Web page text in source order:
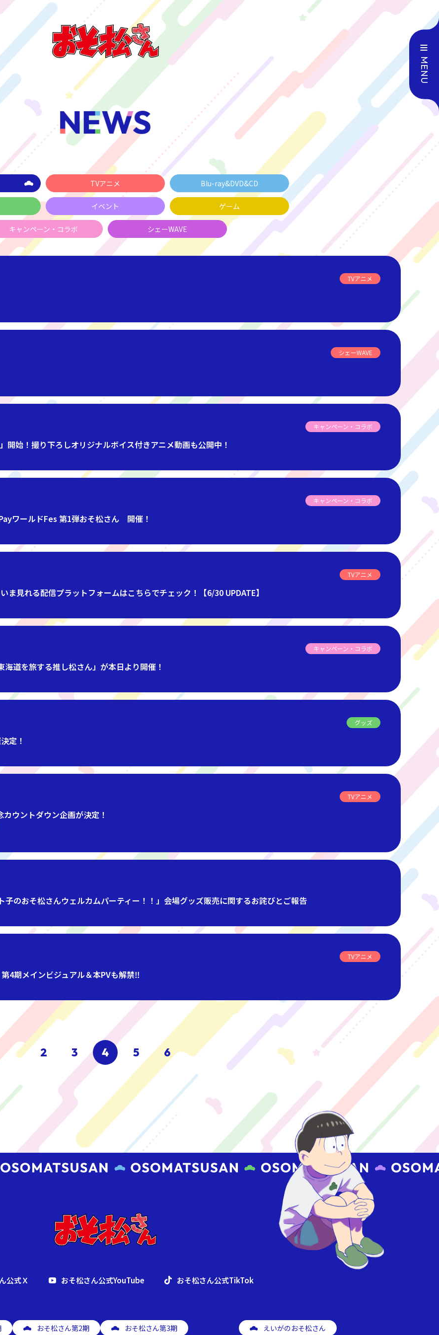
MENU
TVアニメ Blu-ray&DVD&CD
イベント ゲーム
キャンペーン・コラボ シェーWAVE
TVアニメ
シェーWAVE
開始！撮り下ろしオリジナルボイス付きアニメ動画も公開中！
キャンペーン・コラボ
ワールドFes 第1弾おそ松さん 開催！
キャンペーン・コラボ
ま見れる配信プラットフォームはこちらでチェック！【6/30 UPDATE】
TVアニメ
道を旅する推し松さん」が本日より開催！
キャンペーン・コラボ
定！
グッズ
ウントダウン企画が決定！
TVアニメ
のおそ松さんウェルカムパーティー！！」会場グッズ販売に関するお詫びとご報告
4期メインビジュアル＆本PVも解禁‼
TVアニメ
2 3 4 5 6
公式Ｘ おそ松さん公式YouTube おそ松さん公式TikTok
おそ松さん第2期 おそ松さん第3期 えいがのおそ松さん